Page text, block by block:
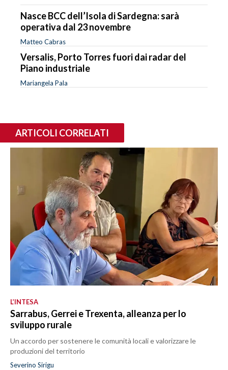
Nasce BCC dell’Isola di Sardegna: sarà
operativa dal 23 novembre
Matteo Cabras
Versalis, Porto Torres fuori dai radar del
Piano industriale
Mariangela Pala
ARTICOLI CORRELATI
L’INTESA
Sarrabus, Gerrei e Trexenta, alleanza per lo
sviluppo rurale
Un accordo per sostenere le comunità locali e valorizzare le
produzioni del territorio
Severino Sirigu